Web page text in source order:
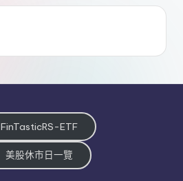
FinTasticRS-ETF
美股休市日一覽